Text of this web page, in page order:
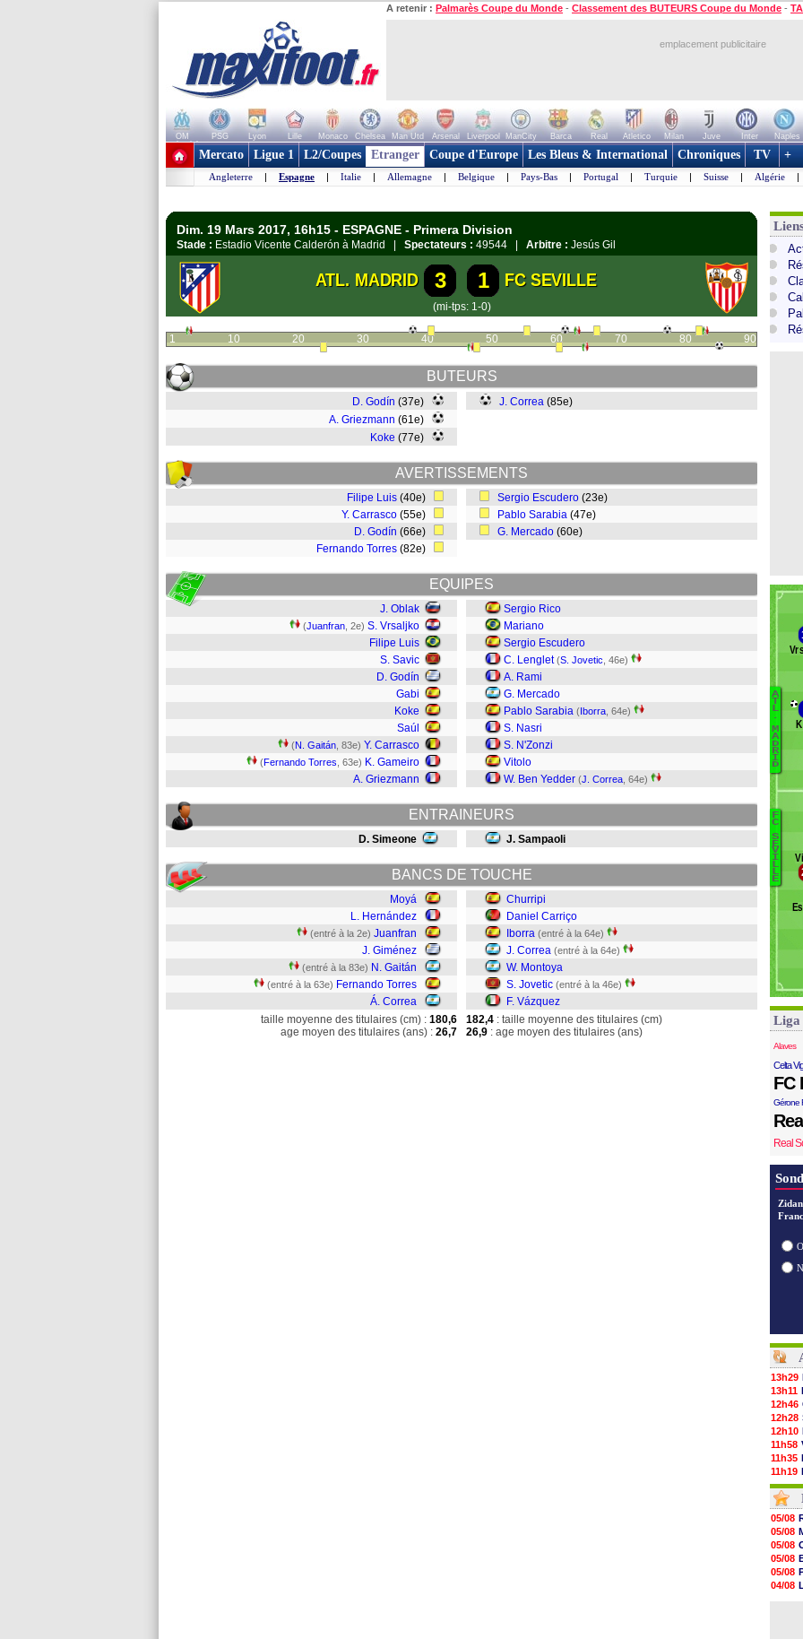
A retenir : Palmarès Coupe du Monde - Classement des BUTEURS Coupe du Monde -
emplacement publicitaire
OM PSG Lyon Lille Monaco Chelsea Man Utd Arsenal Liverpool ManCity Barca Real Atletico Milan Juve Inter Naples
+ de clubs
Mercato Ligue 1 L2/Coupes Etranger Coupe d'Europe Les Bleus & International Chroniques TV +
Angleterre | Espagne | Italie | Allemagne | Belgique | Pays-Bas | Portugal | Turquie | Suisse | Algérie |
Dim. 19 Mars 2017, 16h15 - ESPAGNE - Primera Division
Stade : Estadio Vicente Calderón à Madrid | Spectateurs : 49544 | Arbitre : Jesús Gil
ATL. MADRID 3 1 FC SEVILLE
(mi-tps: 1-0)
1 10 20 30 40 50 60 70 80 90
BUTEURS
D. Godín (37e)
A. Griezmann (61e)
Koke (77e)
J. Correa (85e)
AVERTISSEMENTS
Filipe Luis (40e)
Y. Carrasco (55e)
D. Godín (66e)
Fernando Torres (82e)
Sergio Escudero (23e)
Pablo Sarabia (47e)
G. Mercado (60e)
EQUIPES
J. Oblak
(Juanfran , 2e) S. Vrsaljko
Filipe Luis
S. Savic
D. Godín
Gabi
Koke
Saúl
(N. Gaitán , 83e) Y. Carrasco
(Fernando Torres , 63e) K. Gameiro
A. Griezmann
Sergio Rico
Mariano
Sergio Escudero
C. Lenglet (S. Jovetic , 46e)
A. Rami
G. Mercado
Pablo Sarabia (Iborra , 64e)
S. Nasri
S. N'Zonzi
Vitolo
W. Ben Yedder (J. Correa , 64e)
ENTRAINEURS
D. Simeone J. Sampaoli
BANCS DE TOUCHE
Moyá
L. Hernández
(entré à la 2e) Juanfran
J. Giménez
(entré à la 83e) N. Gaitán
(entré à la 63e) Fernando Torres
Á. Correa
Churripi
Daniel Carriço
Iborra (entré à la 64e)
J. Correa (entré à la 64e)
W. Montoya
S. Jovetic (entré à la 46e)
F. Vázquez
taille moyenne des titulaires (cm) : 180,6
age moyen des titulaires (ans) : 26,7
182,4 : taille moyenne des titulaires (cm)
26,9 : age moyen des titulaires (ans)
A
L
.
M
A
D
R
I
D
F
C
S
E
V
I
L
L
E
Liga
Alaves
Celta
FC
Gérone
Real
13h29
13h11
12h46
12h28
12h10
11h58
11h35
11h19
11h07
10h53
10h36
10h13
09h51
09h32
09h11
08h57
08h39
05/08
05/08
05/08
05/08
05/08
04/08